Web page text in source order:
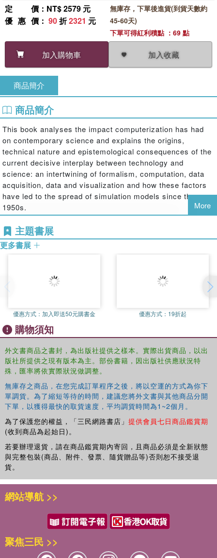
定價 ：NT$ 2579 元
優惠價 ： 90折2321 元
加入購物車 加入收藏
無庫存，下單後進貨(到貨天數約
45-60天)
下單可得紅利積點 ：69 點
商品簡介
商品簡介
This book analyses the impact computerization has had
on contemporary science and explains the origins,
technical nature and epistemological consequences of the
current decisive interplay between technology and
science: an intertwining of formalism, computation, data
acquisition, data and visualization and how these factors
have led to the spread of simulation models since the
1950s.
Using historical, comparative and interpretative case
how and why computers, data treatment devices and
computer simulations.
More
主題書展
更多書展
優惠方式： 加入即送50元購書金 優惠方式： 19折起
購物須知
外文書商品之書封，為出版社提供之樣本。實際出貨商品，以出
版社所提供之現有版本為主。部份書籍，因出版社供應狀況特
殊，匯率將依實際狀況做調整。
無庫存之商品，在您完成訂單程序之後，將以空運的方式為你下
單調貨。為了縮短等待的時間，建議您將外文書與其他商品分開
下單，以獲得最快的取貨速度，平均調貨時間為1~2個月。
為了保護您的權益，「三民網路書店」 提供會員七日商品鑑賞期
(收到商品為起始日)。
若要辦理退貨，請在商品鑑賞期內寄回，且商品必須是全新狀態
與完整包裝(商品、附件、發票、隨貨贈品等)否則恕不接受退
貨。
網站導航 >>
聚焦三民 >>